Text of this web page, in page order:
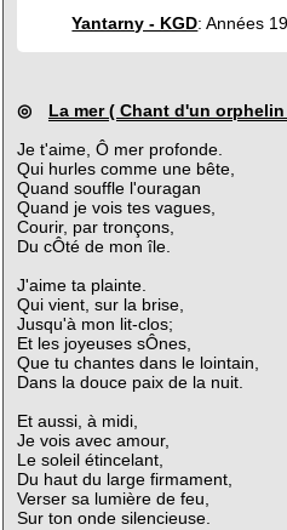
Yantarny - KGD: Années
◎ La mer ( Chant d'un orphelin
Je t'aime, Ô mer profonde.
Qui hurles comme une bête,
Quand souffle l'ouragan
Quand je vois tes vagues,
Courir, par tronçons,
Du cÔté de mon île.
J'aime ta plainte.
Qui vient, sur la brise,
Jusqu'à mon lit-clos;
Et les joyeuses sÔnes,
Que tu chantes dans le lointain,
Dans la douce paix de la nuit.
Et aussi, à midi,
Je vois avec amour,
Le soleil étincelant,
Du haut du large firmament,
Verser sa lumière de feu,
Sur ton onde silencieuse.